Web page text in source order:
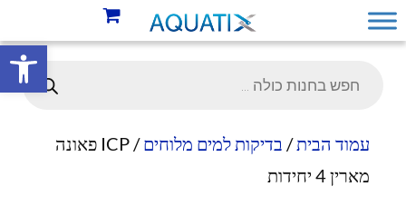
פתח
עמוד הבית/ בדיקות למים מלוחים
/ ICP פאונה
מארין 4 יחידות